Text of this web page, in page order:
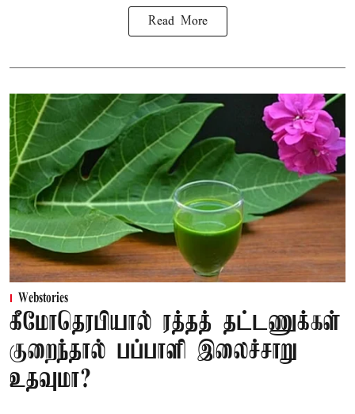
Read More
Webstories
கீமோதெரபியால் ரத்தத் தட்டணுக்கள்
குறைந்தால் பப்பாளி இலைச்சாறு
உதவுமா?